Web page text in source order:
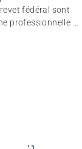
fédéral sont
professionnelle ni
années.
les conditions